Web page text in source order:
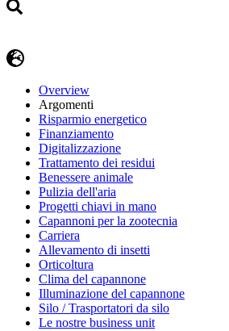
Overview
Argomenti
Risparmio energetico
Finanziamento
Digitalizzazione
Trattamento dei residui
Benessere animale
Pulizia dell'aria
Progetti chiavi in mano
Capannoni per la zootecnia
Carriera
Allevamento di insetti
Orticoltura
Clima del capannone
Illuminazione del capannone
Silo / Trasportatori da silo
Le nostre business unit